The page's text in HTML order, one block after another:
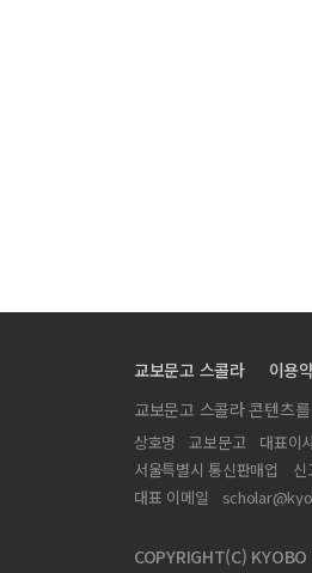
교보문고 스콜라 이용
교보문고 스콜라 콘텐츠
상호명 교보문고 대표이
서울특별시 통신판매업
신
대표 이메일
COPYRIGHT(C)